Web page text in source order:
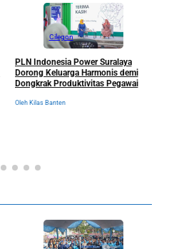
Cilegon
PLN Indonesia Power Suralaya
Dorong Keluarga Harmonis demi
Dongkrak Produktivitas Pegawai
Oleh Kilas Banten